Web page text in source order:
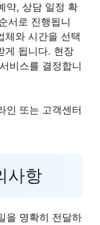
약, 상담 일정 확
서로 진행됩니
체와 시간을 선택
게 됩니다. 현장
비스를 결정합니
인 또는 고객센터
사항
을 명확히 전달하